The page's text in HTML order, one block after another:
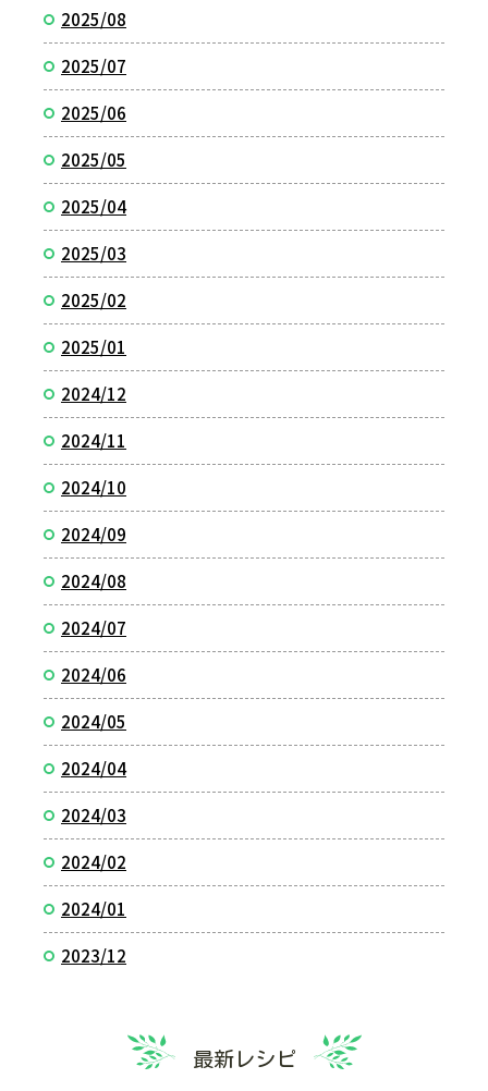
2025/08
2025/07
2025/06
2025/05
2025/04
2025/03
2025/02
2025/01
2024/12
2024/11
2024/10
2024/09
2024/08
2024/07
2024/06
2024/05
2024/04
2024/03
2024/02
2024/01
2023/12
最新レシピ